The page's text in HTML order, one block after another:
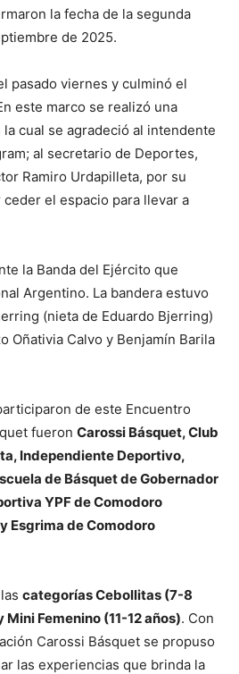
la fecha de la segunda
de 2025.
pasado viernes y culminó el
este marco se realizó una
cual se agradeció al intendente
al secretario de Deportes,
Ramiro Urdapilleta, por su
el espacio para llevar a
la Banda del Ejército que
Argentino. La bandera estuvo
(nieta de Eduardo Bjerring)
Oñativia Calvo y Benjamín Barila
de este Encuentro
fueron Carossi Básquet, Club
Independiente Deportivo,
de Básquet de Gobernador
YPF de Comodoro
Esgrima de Comodoro
categorías Cebollitas (7-8
Femenino (11-12 años). Con
Carossi Básquet se propuso
las experiencias que brinda la